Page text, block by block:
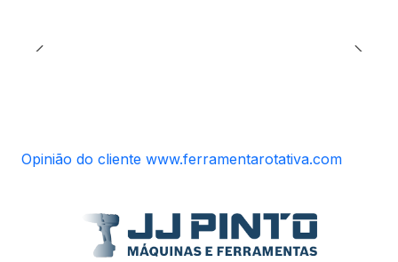
Opinião do cliente www.ferramentarotativa.com